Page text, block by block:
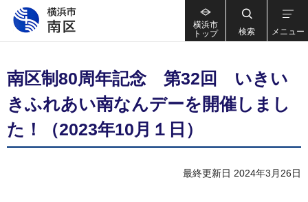
横浜市
トップ
検索 メニュー
南区制80周年記念 第32回 いきい
きふれあい南なんデーを開催しまし
た！（2023年10月１日）
最終更新日 2024年3月26日